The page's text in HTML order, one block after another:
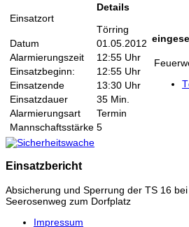
Einsatzort
Details
Törring
Datum
01.05.2012
Alarmierungszeit
12:55 Uhr
Einsatzbeginn:
12:55 Uhr
Einsatzende
13:30 Uhr
Einsatzdauer
35 Min.
Alarmierungsart
Termin
Mannschaftsstärke 5
Einsatzbericht
Absicherung und Sperrung der TS 16
Seerosenweg zum Dorfplatz
Impressum